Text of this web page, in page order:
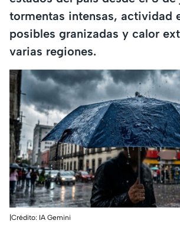
tormentas intensas, actividad
posibles granizadas y calor
varias regiones.
|Crédito: IA Gemini